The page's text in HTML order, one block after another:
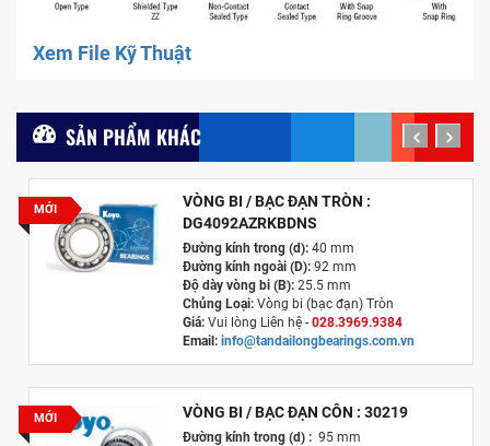
Xem File Kỹ Thuật
SẢN PHẨM KHÁC
MỚI
VÒNG BI / BẠC ĐẠN TRÒN :
DG4092AZRKBDNS
Đường kính trong (d):40 mm
Đường kính ngoài (D):92 mm
Độ dày vòng bi (B):25.5 mm
Chủng Loại: Vòng bi (bạc đạn) Tròn
Giá:Vui lòng Liên hệ - 028.3969.9384
Email: info@tandailongbearings.com.vn
MỚI VÒNG BI / BẠC ĐẠN CÔN : 30219
Đường kính trong (d) :95 mm
prev next